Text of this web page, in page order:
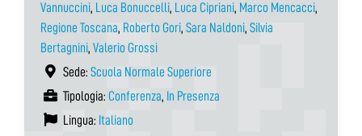
Vannuccini, Luca Bonuccelli, Luca Cipriani, Marco Mencacci,
Regione Toscana, Roberto Gori, Sara Naldoni, Silvia
Bertagnini, Valerio Grossi
Sede: Scuola Normale Superiore
Tipologia: Conferenza, In Presenza
Lingua: Italiano